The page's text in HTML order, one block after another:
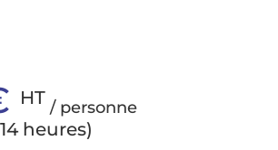
HT / personne
heures)